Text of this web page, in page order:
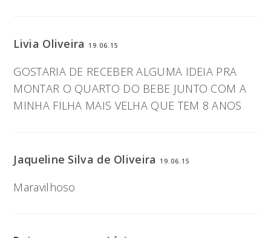
Livia Oliveira 19.06.15
GOSTARIA DE RECEBER ALGUMA IDEIA PRA
MONTAR O QUARTO DO BEBE JUNTO COM A
MINHA FILHA MAIS VELHA QUE TEM 8 ANOS
Jaqueline Silva de Oliveira 19.06.15
Maravilhoso